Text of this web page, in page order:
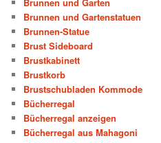
Brunnen und Garten
Brunnen und Gartenstatuen
Brunnen-Statue
Brust Sideboard
Brustkabinett
Brustkorb
Brustschubladen Kommode
Bücherregal
Bücherregal anzeigen
Bücherregal aus Mahagoni